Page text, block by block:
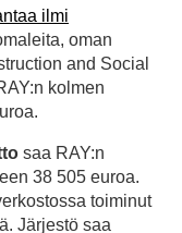
ilmi
oman
and Social
kolmen
saa RAY:n
38 505 euroa.
toiminut
Järjestö saa